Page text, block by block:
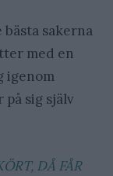
sakerna
med en
igenom
sig själv
DÅ FÅR